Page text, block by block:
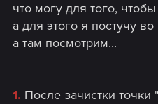
что могу для того,
а для этого я постучу
а там посмотрим...
1. После зачистки